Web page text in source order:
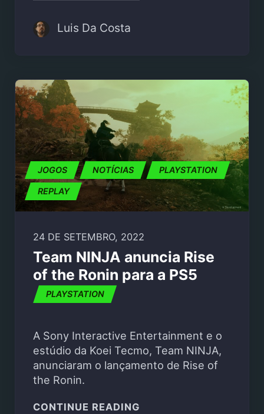
Luis Da Costa
JOGOS NOTÍCIAS PLAYSTATION
REPLAY
24 DE SETEMBRO, 2022
Team NINJA anuncia Rise
of the Ronin para a PS5
PLAYSTATION
A Sony Interactive Entertainment e o
estúdio da Koei Tecmo, Team NINJA,
anunciaram o lançamento de Rise of
the Ronin.
CONTINUE READING